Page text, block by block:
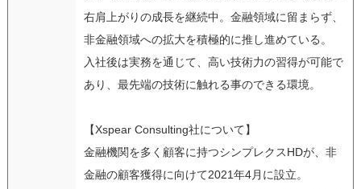
右肩上がりの成長を継続中。金融領域に留まらず、
非金融領域への拡大を積極的に推し進めている。
入社後は実務を通じて、高い技術力の習得が可能で
あり、最先端の技術に触れる事のできる環境。
【Xspear Consulting社について】
金融機関を多く顧客に持つシンプレクスHDが、非
金融の顧客獲得に向けて2021年4月に設立。